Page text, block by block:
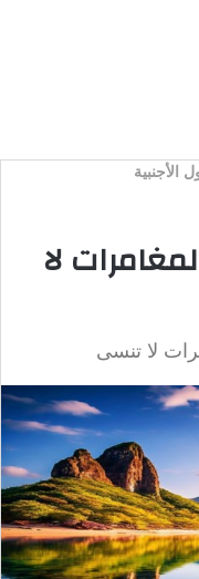
الأجنبية
لا